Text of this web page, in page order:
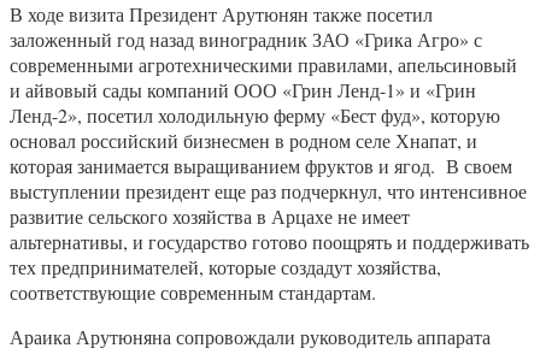
В ходе визита Президент Арутюнян также посетил
заложенный год назад виноградник ЗАО «Грика Агро» с
современными агротехническими правилами, апельсиновый
и айвовый сады компаний ООО «Грин Ленд-1» и «Грин
Ленд-2», посетил холодильную ферму «Бест фуд», которую
основал российский бизнесмен в родном селе Хнапат, и
которая занимается выращиванием фруктов и ягод. В своем
выступлении президент еще раз подчеркнул, что интенсивное
развитие сельского хозяйства в Арцахе не имеет
альтернативы, и государство готово поощрять и поддерживать
тех предпринимателей, которые создадут хозяйства,
соответствующие современным стандартам.
Араика Арутюняна сопровождали руководитель аппарата